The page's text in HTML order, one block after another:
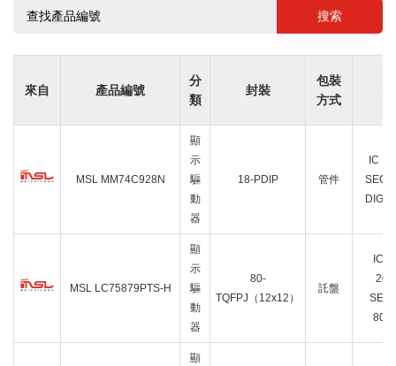
搜索
來自 產品編號
分
類
封裝
包裝
方式
MSL MM74C928N
顯
示
驅
動
器
18-PDIP 管件
IC
MSL LC75879PTS-H
顯
示
驅
動
器
80-
TQFPJ（12x12）
託盤
IC
顯